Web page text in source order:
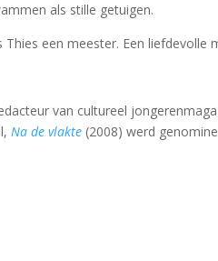
als stille getuigen.
een meester. Een liefdevolle
van cultureel
Na de vlakte (2008) werd